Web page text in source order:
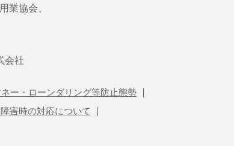
業協会、
会社
ー・ローンダリング等防止態勢
害時の対応について